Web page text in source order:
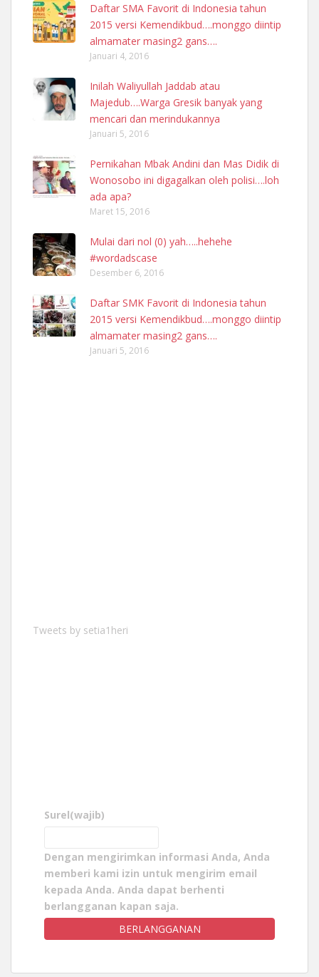
Daftar SMA Favorit di Indonesia tahun
2015 versi Kemendikbud….monggo diintip
almamater masing2 gans….
Januari 4, 2016
Inilah Waliyullah Jaddab atau
Majedub….Warga Gresik banyak yang
mencari dan merindukannya
Januari 5, 2016
Pernikahan Mbak Andini dan Mas Didik di
Wonosobo ini digagalkan oleh polisi….loh
ada apa?
Maret 15, 2016
Mulai dari nol (0) yah…..hehehe
#wordadscase
Desember 6, 2016
Daftar SMK Favorit di Indonesia tahun
2015 versi Kemendikbud….monggo diintip
almamater masing2 gans….
Januari 5, 2016
Tweets by setia1heri
Surel(wajib)
Dengan mengirimkan informasi Anda, Anda
memberi kami izin untuk mengirim email
kepada Anda. Anda dapat berhenti
berlangganan kapan saja.
BERLANGGANAN